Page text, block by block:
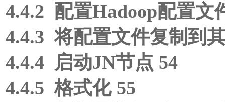
4.4.2 配置Hadoop配置文
4.4.3 将配置文件复制到
4.4.4 启动JN节点 54
4.4.5 格式化 55